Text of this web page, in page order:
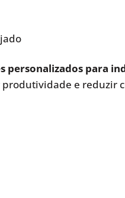
personalizados para
e reduzir